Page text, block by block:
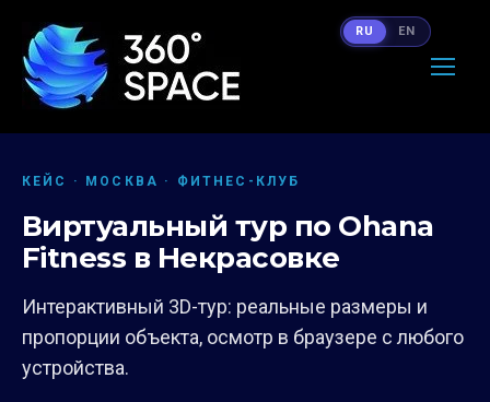
КЕЙС · МОСКВА · ФИТНЕС-КЛУБ
Виртуальный тур по Ohana
Fitness в Некрасовке
Интерактивный 3D-тур: реальные размеры и
пропорции объекта, осмотр в браузере с любого
устройства.
RU EN